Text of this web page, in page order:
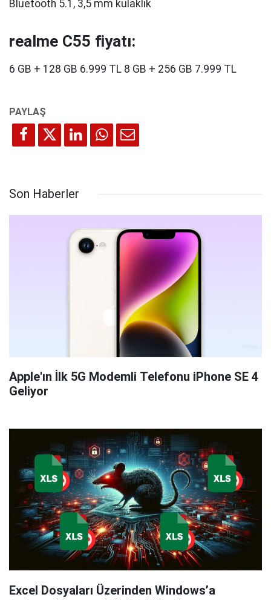
Bluetooth 5.1, 3,5 mm kulaklık
realme C55 fiyatı:
6 GB + 128 GB 6.999 TL 8 GB + 256 GB 7.999 TL
Son Haberler
Apple'ın İlk 5G Modemli Telefonu iPhone SE 4
Geliyor
Excel Dosyaları Üzerinden Windows’a